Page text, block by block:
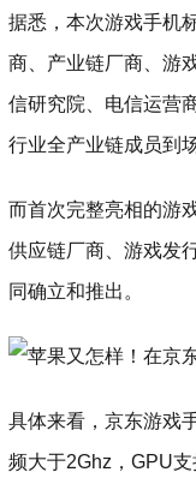
据悉，本次游戏手机
商、产业链厂商、游
信研究院、电信运营
行业全产业链成员到
而首次完整亮相的游
供应链厂商、游戏发
同确立和推出。
具体来看，京东游戏
频大于2Ghz，GPU